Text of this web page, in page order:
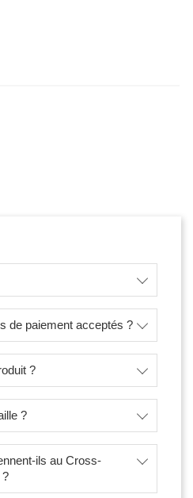
de paiement acceptés ?
?
?
ils au Cross-
?